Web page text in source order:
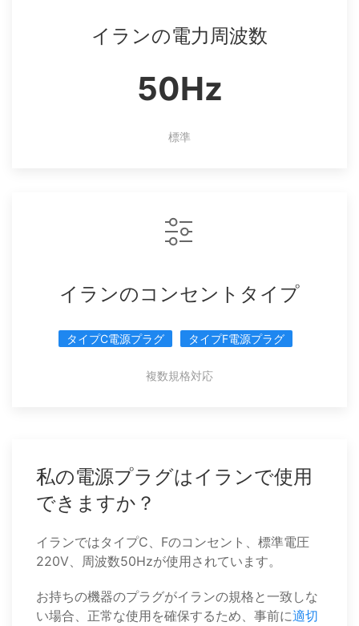
イランの電力周波数
50Hz
標準
イランのコンセントタイプ
タイプC電源プラグ タイプF電源プラグ
複数規格対応
私の電源プラグはイランで使用
できますか？
イランではタイプC、Fのコンセント、標準電圧
220V、周波数50Hzが使用されています。
お持ちの機器のプラグがイランの規格と一致しな
い場合、正常な使用を確保するため、事前に適切